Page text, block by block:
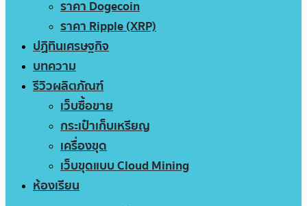
ราคา Dogecoin
ราคา Ripple (XRP)
ปฏิทินเศรษฐกิจ
บทความ
รีวิวผลิตภัณฑ์
เว็บซื้อขาย
กระเป๋าเก็บเหรียญ
เครื่องขุด
เว็บขุดแบบ Cloud Mining
ห้องเรียน